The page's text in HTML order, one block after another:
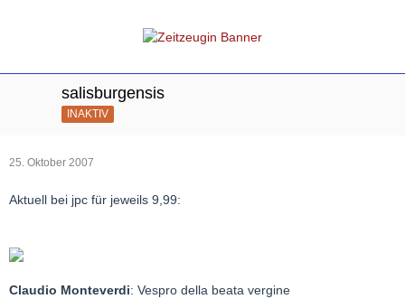
salisburgensis
INAKTIV
25. Oktober 2007
Aktuell bei jpc für jeweils 9,99:
Claudio Monteverdi: Vespro della beata vergine